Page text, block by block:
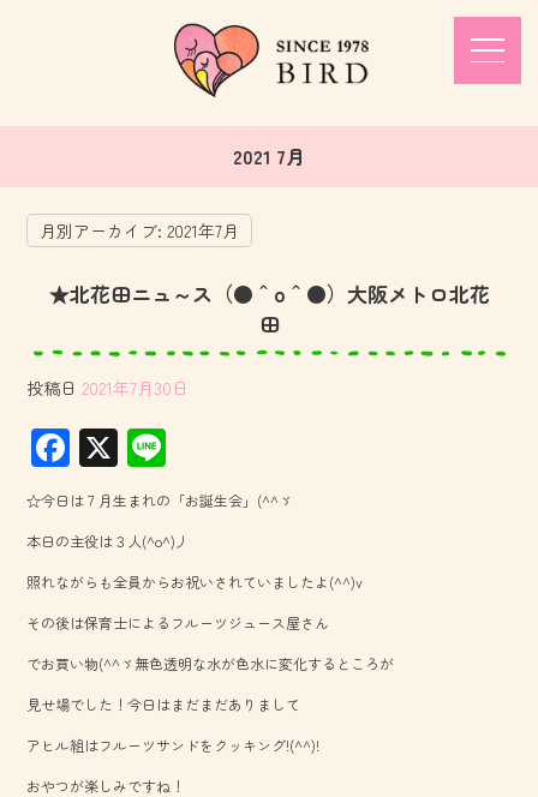
2021 7月
月別アーカイブ:2021年7月
★北花田ニュ～ス（●＾o＾●）大阪メトロ北花
田
投稿日 2021年7月30日
F
ac
e
b
o
ok
X
ne
☆今日は７月生まれの「お誕生会」(^^ゞ
本日の主役は３人(^o^)丿
照れながらも全員からお祝いされていましたよ(^^)v
その後は保育士によるフルーツジュース屋さん
でお買い物(^^ゞ無色透明な水が色水に変化するところが
見せ場でした！今日はまだまだありまして
アヒル組はフルーツサンドをクッキング!(^^)!
おやつが楽しみですね！